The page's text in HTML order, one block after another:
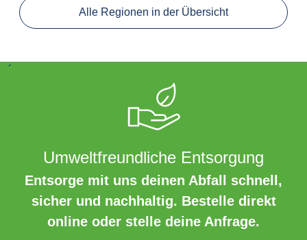
Alle Regionen in der Übersicht
´
Umweltfreundliche Entsorgung
Entsorge mit uns deinen Abfall schnell,
sicher und nachhaltig. Bestelle direkt
online oder stelle deine Anfrage.